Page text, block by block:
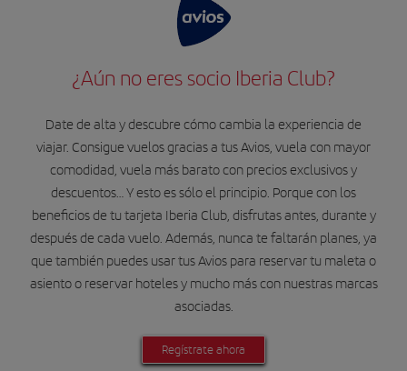
¿Aún no eres socio Iberia Club?
Date de alta y descubre cómo cambia la experiencia de
viajar. Consigue vuelos gracias a tus Avios, vuela con mayor
comodidad, vuela más barato con precios exclusivos y
descuentos… Y esto es sólo el principio. Porque con los
beneficios de tu tarjeta Iberia Club, disfrutas antes, durante y
después de cada vuelo. Además, nunca te faltarán planes, ya
que también puedes usar tus Avios para reservar tu maleta o
asiento o reservar hoteles y mucho más con nuestras marcas
asociadas.
Regístrate ahora